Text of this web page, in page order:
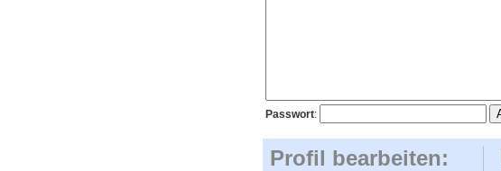
Passwort:
Profil bearbeiten: